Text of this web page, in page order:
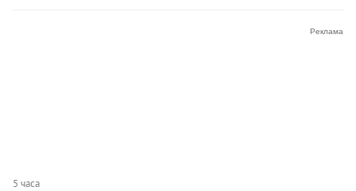
5 часа